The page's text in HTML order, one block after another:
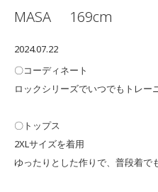
MASA
169cm
2024.07.22
〇コーディネート
ロックシリーズでいつでもトレー
〇トップス
2XLサイズを着用
ゆったりとした作りで、普段着で